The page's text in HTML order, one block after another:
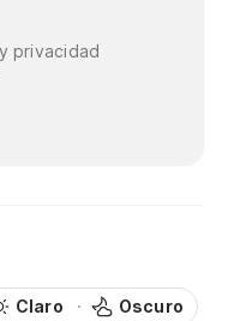
privacidad
Claro Oscuro